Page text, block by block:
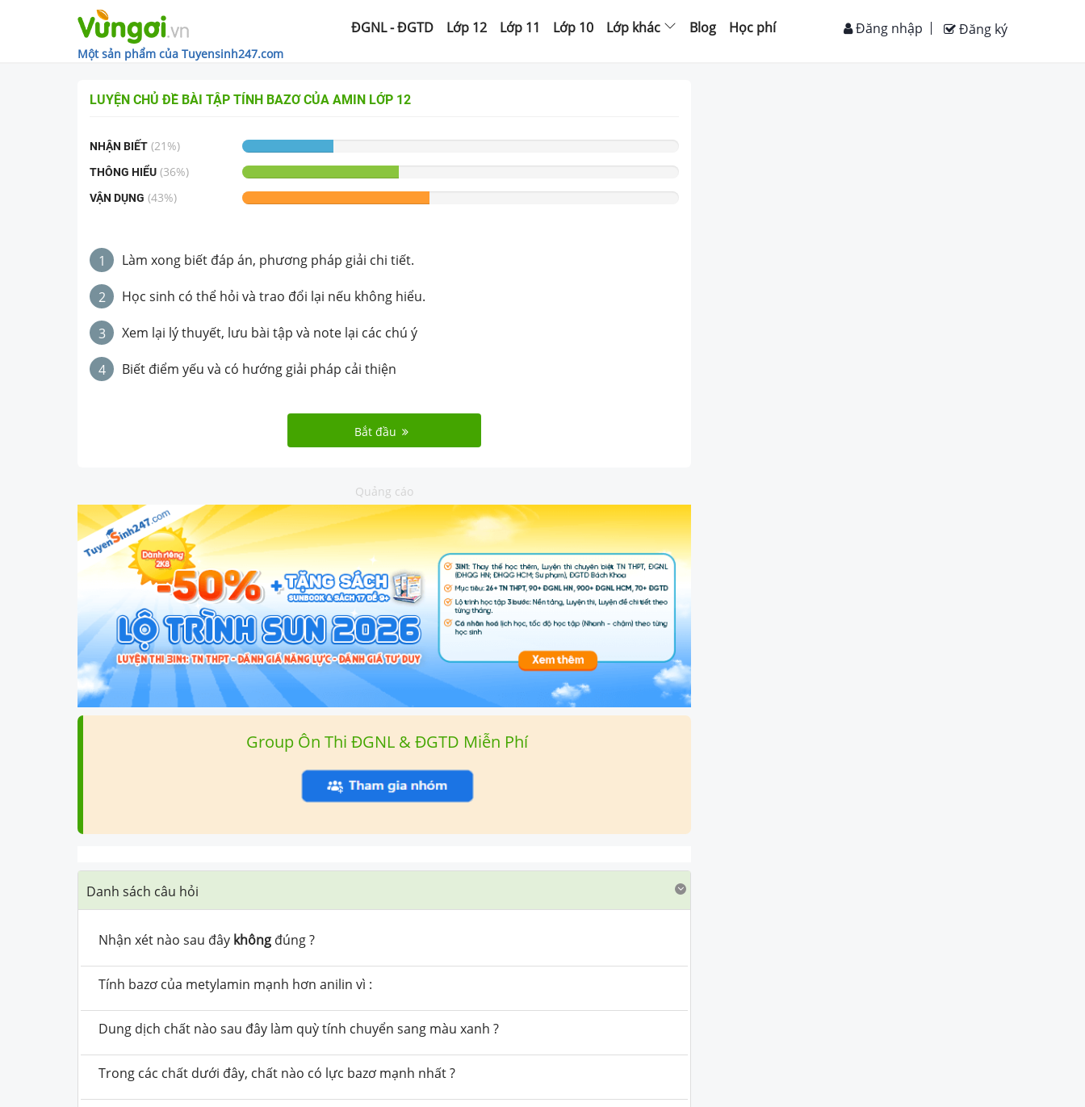
Một sản phẩm của Tuyensinh247.com
ĐGNL - ĐGTD Lớp 12 Lớp 11 Lớp 10 Lớp khác Blog Học phí Đăng ký
Đăng nhập
LUYỆN CHỦ ĐỀ BÀI TẬP TÍNH BAZƠ CỦA AMIN LỚP 12
NHẬN BIẾT (21 %)
THÔNG HIỂU (36%)
VẬN DỤNG (43%)
1 Làm xong biết đáp án, phương pháp giải chi tiết.
2 Học sinh có thể hỏi và trao đổi lại nếu không hiểu.
3 Xem lại lý thuyết, lưu bài tập và note lại các chú ý
4 Biết điểm yếu và có hướng giải pháp cải thiện
Bắt đầu
Quảng cáo
Group Ôn Thi ĐGNL & ĐGTD Miễn Phí
Danh sách câu hỏi
Nhận xét nào sau đây không đúng ?
Tính bazơ của metylamin mạnh hơn anilin vì :
Dung dịch chất nào sau đây làm quỳ tính chuyển sang màu xanh ?
Trong các chất dưới đây, chất nào có lực bazơ mạnh nhất ?